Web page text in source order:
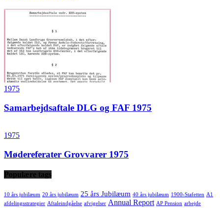
1975
Samarbejdsaftale DLG og FAF 1975
1975
Mødereferater Grovvarer 1975
Populære tags
10 års jubilæum 20 års jubilæum 25 års Jubilæum 40 års jubilæum 1900-Stafetten A1
afdelingsstrategier Aftaleindgåelse afvigelser Annual Report AP Pension arbejde